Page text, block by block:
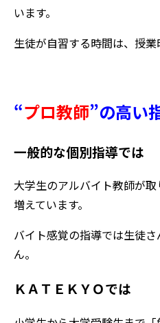
います。
生徒が自習する時間は、授業
“プロ教師”の高い
一般的な個別指導では
大学生のアルバイト教師が
増えています。
バイト感覚の指導では生徒
ん。
ＫＡＴＥＫＹＯでは